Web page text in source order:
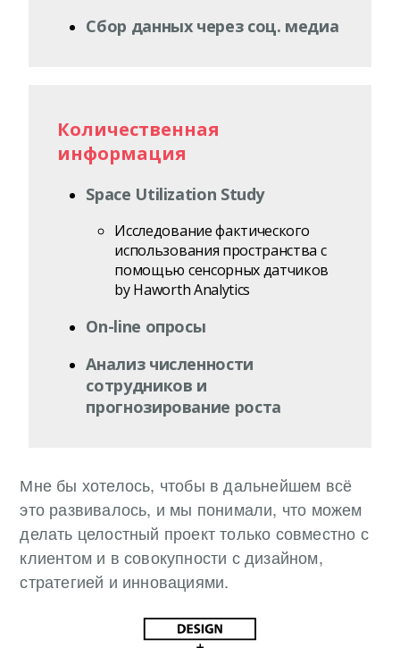
Сбор данных через соц. медиа
Количественная
информация
Space Utilization Study
Исследование фактического
использования пространства с
помощью сенсорных датчиков
by Haworth Analytics
On-line опросы
Анализ численности
сотрудников и
прогнозирование роста
Мне бы хотелось, чтобы в дальнейшем всё
это развивалось, и мы понимали, что можем
делать целостный проект только совместно с
клиентом и в совокупности с дизайном,
стратегией и инновациями.